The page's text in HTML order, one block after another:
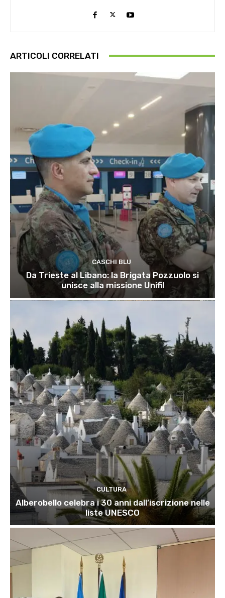
ARTICOLI CORRELATI
CASCHI BLU
Da Trieste al Libano: la Brigata Pozzuolo si
unisce alla missione Unifil
CULTURA
Alberobello celebra i 30 anni dall’iscrizione nelle
liste UNESCO